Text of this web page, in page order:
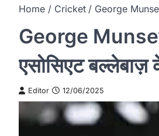
Home Cricket George
George Munsey
एसोसिएट बल्लेबाज़
Editor 12/06/2025